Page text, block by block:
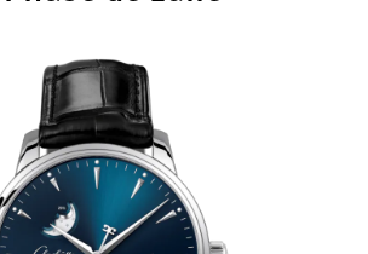
English Deutsch